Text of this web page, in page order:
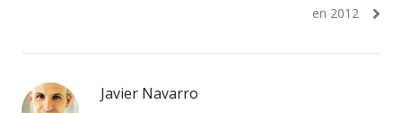
en 2012
Javier Navarro